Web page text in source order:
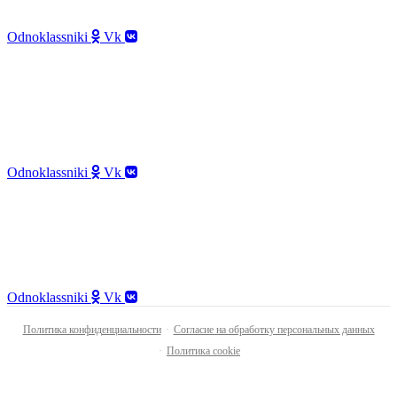
Odnoklassniki Vk
Odnoklassniki Vk
Odnoklassniki Vk
Политика конфиденциальности · Согласие на обработку персональных данных
· Политика cookie